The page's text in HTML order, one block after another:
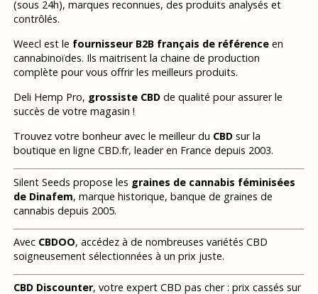
(sous 24h), marques reconnues, des produits analysés et
contrôlés.
Weecl est le fournisseur B2B français de référenceen
cannabinoïdes. Ils maitrisent la chaine de production
complète pour vous offrir les meilleurs produits.
Deli Hemp Pro, grossiste CBDde qualité pour assurer le
succès de votre magasin !
Trouvez votre bonheur avec le meilleur du CBDsur la
boutique en ligne CBD.fr, leader en France depuis 2003.
Silent Seeds propose les graines de cannabis féminisées
de Dinafem, marque historique, banque de graines de
cannabis depuis 2005.
Avec CBDOO, accédez à de nombreuses variétés CBD
soigneusement sélectionnées à un prix juste.
CBD Discounter, votre expert CBD pas cher : prix cassés sur